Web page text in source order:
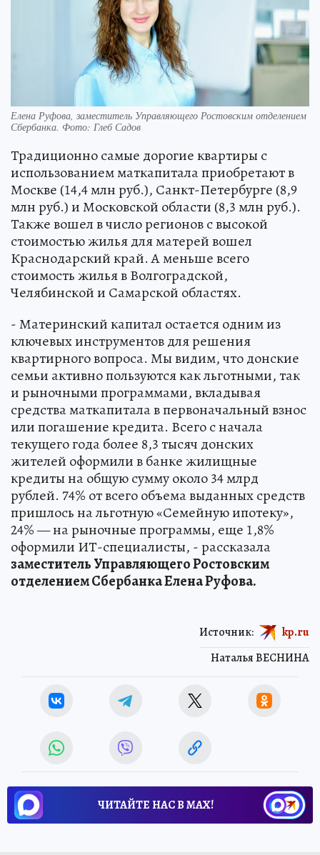
Елена Руфова, заместитель Управляющего Ростовским отделением
Сбербанка. Фото: Глеб Садов
Традиционно самые дорогие квартиры с
использованием маткапитала приобретают в
Москве (14,4 млн руб.), Санкт-Петербурге (8,9
млн руб.) и Московской области (8,3 млн руб.).
Также вошел в число регионов с высокой
стоимостью жилья для матерей вошел
Краснодарский край. А меньше всего
стоимость жилья в Волгоградской,
Челябинской и Самарской областях.
- Материнский капитал остается одним из
ключевых инструментов для решения
квартирного вопроса. Мы видим, что донские
семьи активно пользуются как льготными, так
и рыночными программами, вкладывая
средства маткапитала в первоначальный взнос
или погашение кредита. Всего с начала
текущего года более 8,3 тысяч донских
жителей оформили в банке жилищные
кредиты на общую сумму около 34 млрд
рублей. 74% от всего объема выданных средств
пришлось на льготную «Семейную ипотеку»,
24% — на рыночные программы, еще 1,8%
оформили ИТ-специалисты, - рассказала
заместитель Управляющего Ростовским
отделением Сбербанка Елена Руфова.
Наталья ВЕСНИНА
Источник: kp.ru
ЧИТАЙТЕ НАС В МАХ!